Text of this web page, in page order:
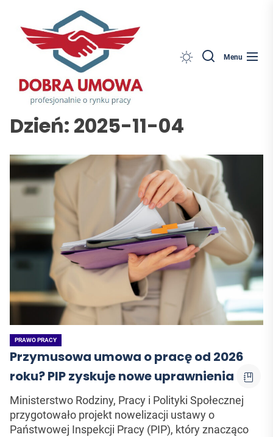
SearchMenu
Dzień: 2025-11-04
PRAWO PRACY
Przymusowa umowa o pracę od 2026
roku? PIP zyskuje nowe uprawnienia
Ministerstwo Rodziny, Pracy i Polityki Społecznej
przygotowało projekt nowelizacji ustawy o
Państwowej Inspekcji Pracy (PIP), który znacząco